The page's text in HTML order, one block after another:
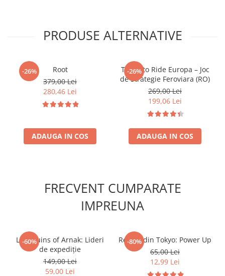
KPop Demon Hunters
Accesorii Clasice
Book Nooks
Hello Kitty - Produse Oficiale
Trading Card Games
DragonBallZ
Pokemon TCG
Cardfight!! Vanguard
Weis Schwarz
Flesh and Blood
PRODUSE ALTERNATIVE
-26%
Root
379,00 Lei
280,46 Lei
ADAUGA IN COS
-26%
Ticket to Ride Europa – Joc
de Strategie Feroviara (RO)
269,00 Lei
199,06 Lei
ADAUGA IN COS
FRECVENT CUMPARATE
IMPREUNA
-60%
Lost Ruins of Arnak: Lideri
de expediție
149,00 Lei
59,00 Lei
-80%
Regele din Tokyo: Power Up
65,00 Lei
12,99 Lei